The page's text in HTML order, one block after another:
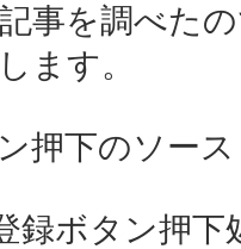
事を調べた
ます。
押下のソー
タン押下